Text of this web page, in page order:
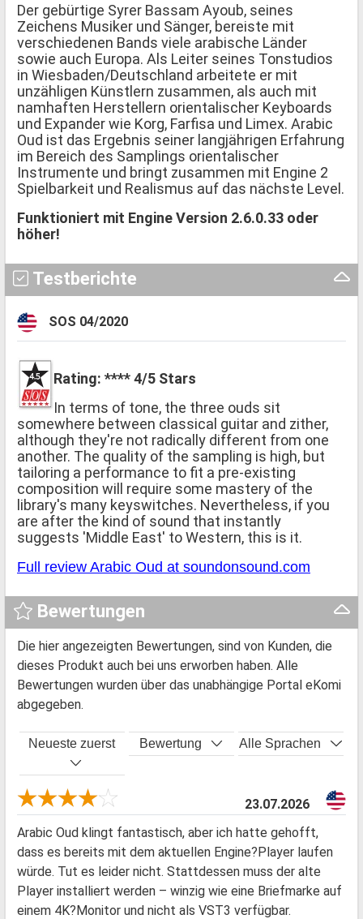
Der gebürtige Syrer Bassam Ayoub, seines
Zeichens Musiker und Sänger, bereiste mit
verschiedenen Bands viele arabische Länder
sowie auch Europa. Als Leiter seines Tonstudios
in Wiesbaden/Deutschland arbeitete er mit
unzähligen Künstlern zusammen, als auch mit
namhaften Herstellern orientalischer Keyboards
und Expander wie Korg, Farfisa und Limex. Arabic
Oud ist das Ergebnis seiner langjährigen Erfahrung
im Bereich des Samplings orientalischer
Instrumente und bringt zusammen mit Engine 2
Spielbarkeit und Realismus auf das nächste Level.
Funktioniert mit Engine Version 2.6.0.33 oder
höher!
Testberichte
SOS 04/2020
Rating: **** 4/5 Stars
In terms of tone, the three ouds sit
somewhere between classical guitar and zither,
although they're not radically different from one
another. The quality of the sampling is high, but
tailoring a performance to fit a pre-existing
composition will require some mastery of the
library's many keyswitches. Nevertheless, if you
are after the kind of sound that instantly
suggests 'Middle East' to Western, this is it.
Full review Arabic Oud at soundonsound.com
Bewertungen
Die hier angezeigten Bewertungen, sind von Kunden, die
dieses Produkt auch bei uns erworben haben. Alle
Bewertungen wurden über das unabhängige Portal eKomi
abgegeben.
Neueste zuerst Bewertung Alle Sprachen
23.07.2026
Arabic Oud klingt fantastisch, aber ich hatte gehofft,
dass es bereits mit dem aktuellen Engine?Player laufen
würde. Tut es leider nicht. Stattdessen muss der alte
Player installiert werden – winzig wie eine Briefmarke auf
einem 4K?Monitor und nicht als VST3 verfügbar.